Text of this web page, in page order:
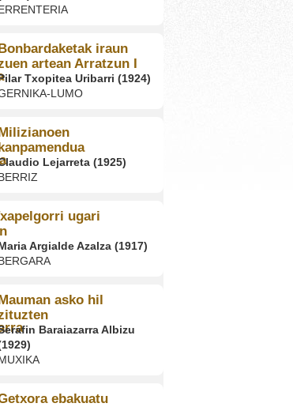
iraun
artean Arratzun I
Txopitea Uribarri (1924)
LUMO
Lejarreta (1925)
ugari
Argialde Azalza (1917)
asko hil
Baraiazarra Albizu
ebakuatu